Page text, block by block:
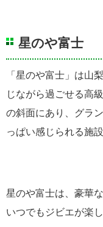
星のや富士
「星のや富士」は山
じながら過ごせる高
の斜面にあり、グラ
っぱい感じられる施
星のや富士は、豪華
いつでもジビエが楽